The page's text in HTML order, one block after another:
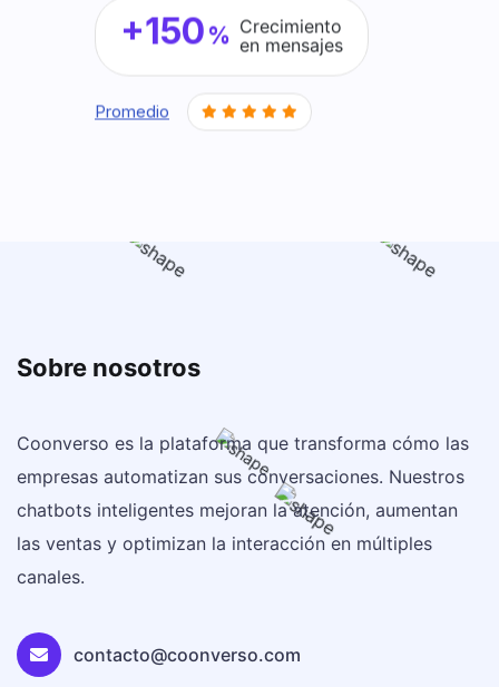
+150% Crecimiento
en mensajes
Promedio
Sobre nosotros
Coonverso es la plataforma que transforma cómo las
empresas automatizan sus conversaciones. Nuestros
chatbots inteligentes mejoran la atención, aumentan
las ventas y optimizan la interacción en múltiples
canales.
contacto@coonverso.com